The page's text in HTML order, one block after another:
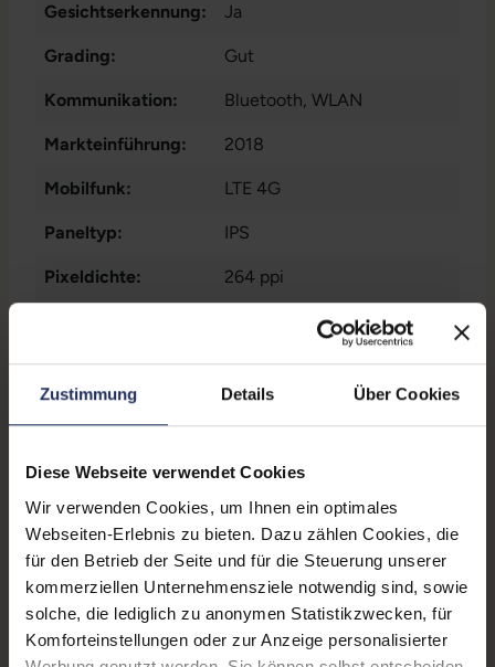
Zustimmung Details Über Cookies
Diese Webseite verwendet Cookies
Wir verwenden Cookies, um Ihnen ein optimales
Webseiten-Erlebnis zu bieten. Dazu zählen Cookies, die
für den Betrieb der Seite und für die Steuerung unserer
kommerziellen Unternehmensziele notwendig sind, sowie
solche, die lediglich zu anonymen Statistikzwecken, für
Komforteinstellungen oder zur Anzeige personalisierter
Gesichtserkennung: Ja
Grading: Gut
Kommunikation: Bluetooth, WLAN
Markteinführung: 2018
Mobilfunk: LTE 4G
Paneltyp: IPS
Pixeldichte: 264 ppi
Rückkamera: 8 Megapixel
SIM-Kartenslot:
mm Combo
Zustand: Gebraucht
Datenspeicher: 128 GB
Partnerprogramm: Ja
Arbeitsspeicher: 2 GB